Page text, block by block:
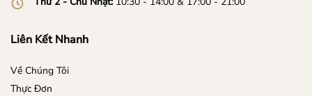
Liên Kết Nhanh
Về Chúng Tôi
Thực Đơn